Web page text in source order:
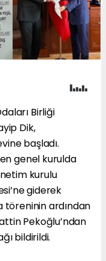
Birliği
Dik,
başladı.
genel kurulda
kurulu
giderek
töreninin ardından
Pekoğlu’ndan
bildirildi.